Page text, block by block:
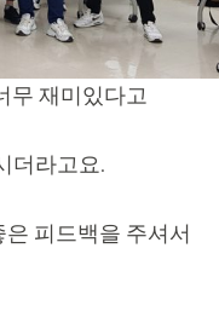
무 재미있다고
더라고요.
피드백을 주셔서